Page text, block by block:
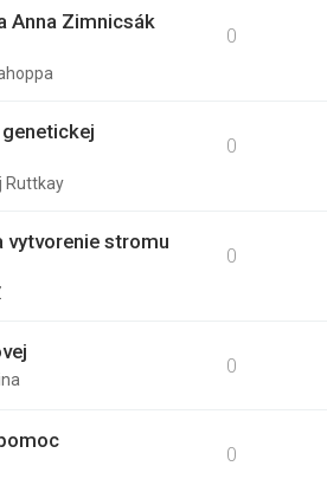
Anna Zimnicsák
0
Ruttkay
0
vytvorenie stromu
0
0
0